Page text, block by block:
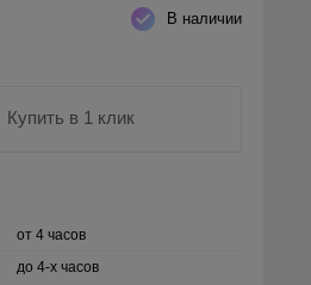
В наличии
Купить в 1 клик
от 4 часов
до 4-х часов